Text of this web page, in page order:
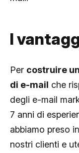
I
Per costruire
di e-mail che
degli e-mail
7 anni di
abbiamo preso
nostri clienti e